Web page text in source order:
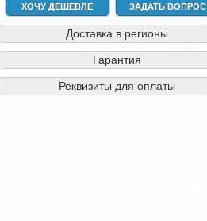
ХОЧУ ДЕШЕВЛЕ ЗАДАТЬ ВОПРОС
Доставка в регионы
Гарантия
Реквизиты для оплаты